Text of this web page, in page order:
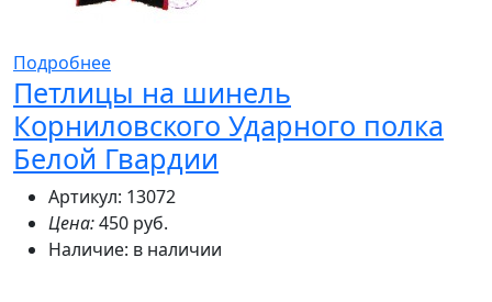
Подробнее
Петлицы на шинель
Корниловского Ударного полка
Белой Гвардии
Артикул: 13072
Цена:450 руб.
Наличие: в наличии